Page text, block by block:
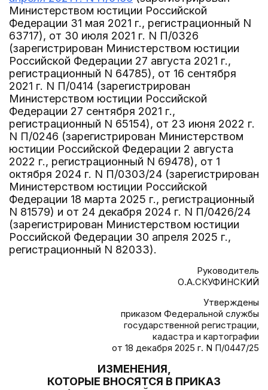
Министерством юстиции Российской
Федерации 31 мая 2021 г., регистрационный N
63717), от 30 июля 2021 г. N П/0326
(зарегистрирован Министерством юстиции
Российской Федерации 27 августа 2021 г.,
регистрационный N 64785), от 16 сентября
2021 г. N П/0414 (зарегистрирован
Министерством юстиции Российской
Федерации 27 сентября 2021 г.,
регистрационный N 65154), от 23 июня 2022 г.
N П/0246 (зарегистрирован Министерством
юстиции Российской Федерации 2 августа
2022 г., регистрационный N 69478), от 1
октября 2024 г. N П/0303/24 (зарегистрирован
Министерством юстиции Российской
Федерации 18 марта 2025 г., регистрационный
N 81579) и от 24 декабря 2024 г. N П/0426/24
(зарегистрирован Министерством юстиции
Российской Федерации 30 апреля 2025 г.,
регистрационный N 82033).
Руководитель
О.А.СКУФИНСКИЙ
Утверждены
приказом Федеральной службы
государственной регистрации,
кадастра и картографии
от 18 декабря 2025 г. N П/0447/25
ИЗМЕНЕНИЯ,
КОТОРЫЕ ВНОСЯТСЯ В ПРИКАЗ